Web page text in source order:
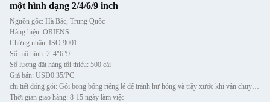
một hình dạng 2/4/6/9 inch
Nguồn gốc: Hà Bắc, Trung Quốc
Hàng hiệu: ORIENS
Chứng nhận: ISO 9001
Số mô hình: 2"4"6"9"
Số lượng đặt hàng tối thiểu: 500 cái
Giá bán: USD0.35/PC
chi tiết đóng gói: Gói bong bóng riêng lẻ để tránh hư hỏng và trầy xước khi vận chuyển, sau đó cho vào thùng carton
Thời gian giao hàng: 8-15 ngày làm việc